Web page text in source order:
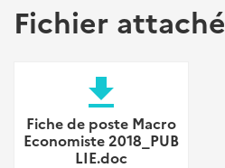
Fichier attaché
file_download
Fiche de poste Macro
Economiste 2018_PUB
LIE.doc